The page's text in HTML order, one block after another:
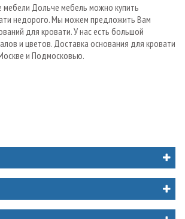
мебели Дольче мебель можно купить
недорого. Мы можем предложить Вам
для кровати. У нас есть большой
и цветов. Доставка основания для кровати
и Подмосковью.